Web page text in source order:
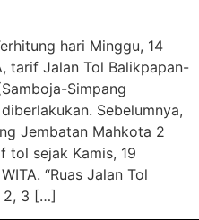
hari Minggu, 14
tarif Jalan Tol Balikpapan-
Simpang
Sebelumnya,
Jembatan Mahkota 2
tol sejak Kamis, 19
“Ruas Jalan Tol
2, 3 […]